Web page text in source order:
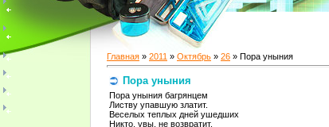
Главная » 2011 » Октябрь » 26 » Пора уныния
Пора уныния
Пора уныния багрянцем
Листву упавшую златит.
Веселых теплых дней ушедших
Никто, увы, не возвратит.